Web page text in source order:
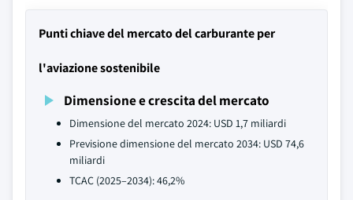
Punti chiave del mercato del carburante per
l'aviazione sostenibile
Dimensione e crescita del mercato
Dimensione del mercato 2024: USD 1,7 miliardi
Previsione dimensione del mercato 2034: USD 74,6
miliardi
TCAC (2025–2034): 46,2%